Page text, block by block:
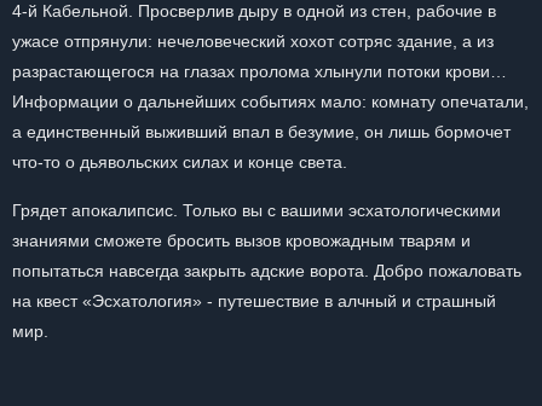
4-й Кабельной. Просверлив дыру в одной из стен, рабочие в
ужасе отпрянули: нечеловеческий хохот сотряс здание, а из
разрастающегося на глазах пролома хлынули потоки крови…
Информации о дальнейших событиях мало: комнату опечатали,
а единственный выживший впал в безумие, он лишь бормочет
что-то о дьявольских силах и конце света.
Грядет апокалипсис. Только вы с вашими эсхатологическими
знаниями сможете бросить вызов кровожадным тварям и
попытаться навсегда закрыть адские ворота. Добро пожаловать
на квест «Эсхатология» - путешествие в алчный и страшный
мир.